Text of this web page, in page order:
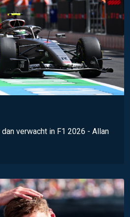
verwacht in F1 2026 - Allan